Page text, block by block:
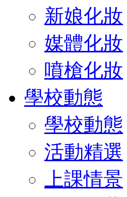
新娘化妝
媒體化妝
噴槍化妝
學校動態
學校動態
活動精選
上課情景